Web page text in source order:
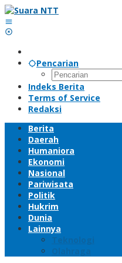
Lewati
ke
konten
Pencarian
Indeks Berita
Terms of Service
Redaksi
Berita
Daerah
Humaniora
Ekonomi
Nasional
Pariwisata
Politik
Hukrim
Dunia
Lainnya
Teknologi
Olahraga